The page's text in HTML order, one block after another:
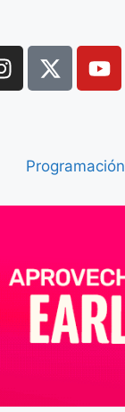
Programación